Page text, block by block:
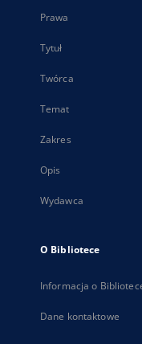
Prawa
Tytuł
Twórca
Temat
Zakres
Opis
Wydawca
O Bibliotece
Informacja o
Dane kontaktowe